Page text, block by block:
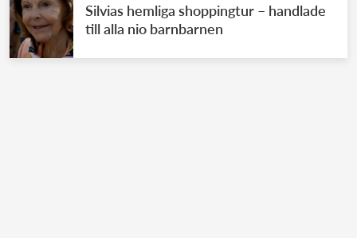
Silvias hemliga shoppingtur – handlade
till alla nio barnbarnen